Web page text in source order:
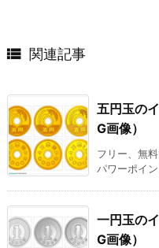
 関連記事
五円玉の
G画像）
フリー、無
パワーポイ
一円玉の
G画像）